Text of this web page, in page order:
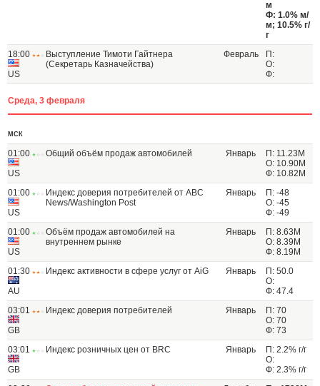
м
Ф: 1.0% м/
м; 10.5% г/
г
18:00
US
Выступление Тимоти Гайтнера
(Секретарь Казначейства)
Февраль
П:
О:
Ф:
Среда, 3 февраля
МСК
01:00
US
Общий объём продаж автомобилей Январь
П: 11.23M
О: 10.90M
Ф: 10.82M
01:00
US
Индекс доверия потребителей от ABC
News/Washington Post
Январь
П: -48
О: -45
Ф: -49
01:00
US
Объём продаж автомобилей на
внутреннем рынке
Январь
П: 8.63M
О: 8.39M
Ф: 8.19M
01:30
AU
Индекс активности в сфере услуг от AiG Январь
П: 50.0
О:
Ф: 47.4
03:01
GB
Индекс доверия потребителей Январь
П: 70
О: 70
Ф: 73
03:01
GB
Индекс розничных цен от BRC Январь
П: 2.2% г/г
О:
Ф: 2.3% г/г